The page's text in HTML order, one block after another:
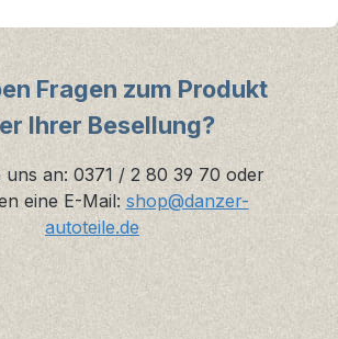
Fragen zum Produkt
Ihrer Besellung?
uns an: 0371 / 2 80 39 70 oder
eine E-Mail: shop@danzer-
autoteile.de